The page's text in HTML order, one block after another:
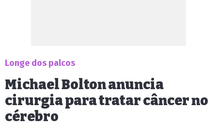
Longe dos palcos
Michael Bolton anuncia
cirurgia para tratar câncer no
cérebro